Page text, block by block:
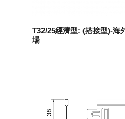
T32/25經濟型: (搭接型)-海
場